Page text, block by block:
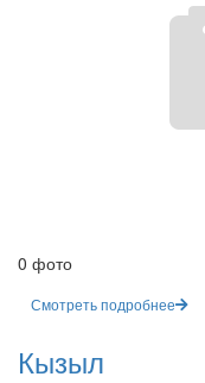
0 фото
Смотреть подробнее
Кызыл